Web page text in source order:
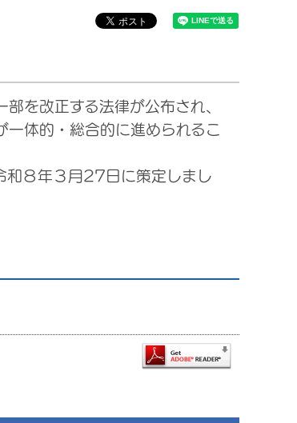
を改正する法律が公布され、
一体的・総合的に進められるこ
和８年３月27日に策定しまし